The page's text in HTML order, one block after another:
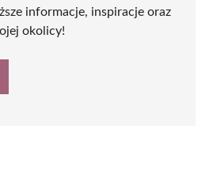
informacje, inspiracje oraz
okolicy!